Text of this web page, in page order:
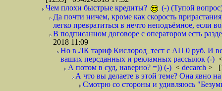
Чем плохи быстрые кредиты?
(-) (Тупой
Да почти ничем, кроме как скорость
легко превратиться в нечто неподъёмное, если
В подписанном договоре с оператором есть
2018 11:09
Но в ЛК тариф Кислород_тест с АП 0 руб. И
ваших персданных и рекламных рассылок (-)
А потом в суд, наверно? =)) (-) < decarch >
А что вы делаете в этой теме? Она явно
Смотрю со стороны и удивляюсь